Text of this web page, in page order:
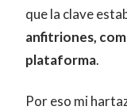
que la clave
anfitriones,
plataforma.
Por eso mi